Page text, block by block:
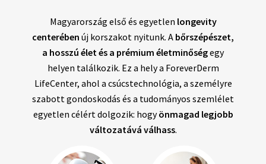
Magyarország első és egyetlen longevity
centerében új korszakot nyitunk. A bőrszépészet,
a hosszú élet és a prémium életminőségegy
helyen találkozik. Ez a hely a ForeverDerm
LifeCenter, ahol a csúcstechnológia, a személyre
szabott gondoskodás és a tudományos szemlélet
egyetlen célért dolgozik: hogyönmagad legjobb
változatává válhass.